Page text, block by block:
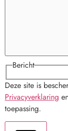
Bericht
Deze site is
Privacyverklaring
toepassing.